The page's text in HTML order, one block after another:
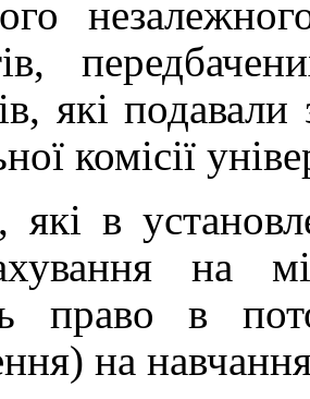
які
комісії
які в
на
право в
на